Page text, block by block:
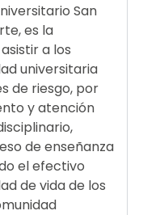
San
es la
a los
universitaria
de riesgo, por
y atención
de enseñanza
el efectivo
de vida de los